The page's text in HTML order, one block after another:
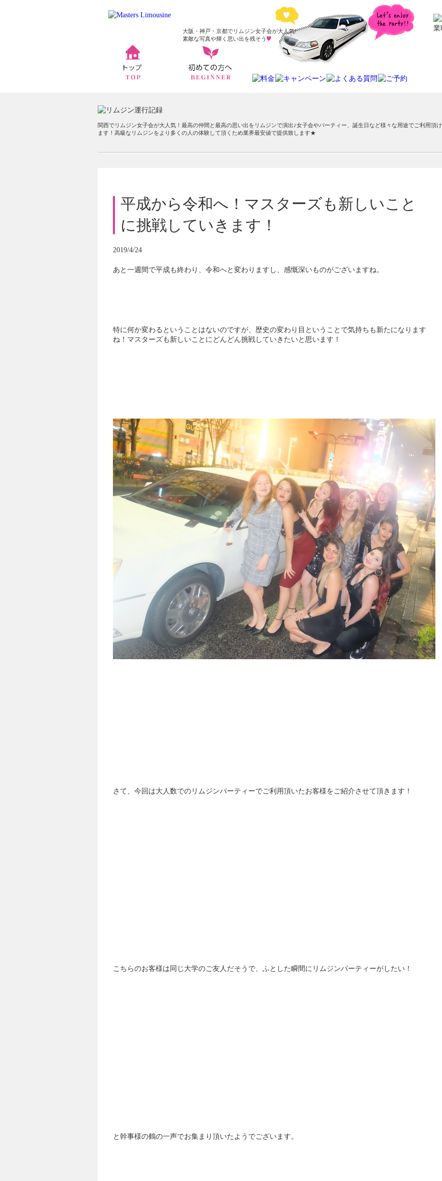
大阪・神戸・京都でリムジン女子会が大人気!
素敵な写真や輝く思い出を残そう
関西でリムジン女子会が大人気！最高の仲間と最高の思い出をリムジンで演出♪女子会やパーティー、誕生日など様々な用途でご利用頂け
ます！高級なリムジンをより多くの人の体験して頂くため業界最安値で提供致します★
平成から令和へ！マスターズも新しいこと
に挑戦していきます！
2019/4/24
あと一週間で平成も終わり、令和へと変わりますし、感慨深いものがございますね。
特に何か変わるということはないのですが、歴史の変わり目ということで気持ちも新たになります
ね！マスターズも新しいことにどんどん挑戦していきたいと思います！
さて、今回は大人数でのリムジンパーティーでご利用頂いたお客様をご紹介させて頂きます！
こちらのお客様は同じ大学のご友人だそうで、ふとした瞬間にリムジンパーティーがしたい！
と幹事様の鶴の一声でお集まり頂いたようでございます。